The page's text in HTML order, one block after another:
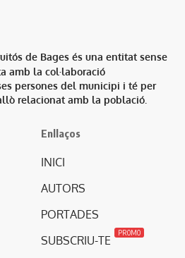
de Bages és una entitat sense
amb la col·laboració
persones del municipi i té per
relacionat amb la població.
Enllaços
INICI
AUTORS
PORTADES
SUBSCRIU-TE
PROMO